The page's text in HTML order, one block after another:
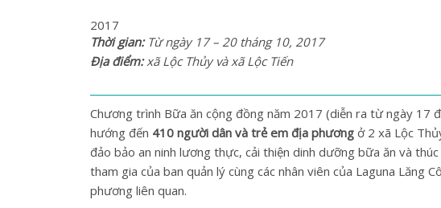
2017
Thời gian: Từ ngày 17 – 20 tháng 10, 2017
Địa điểm:xã Lộc Thủy và xã Lộc Tiến
Chương trình Bữa ăn cộng đồng năm 2017 (diễn ra từ ngày 17
hướng đến 410 người dân và trẻ em địa phương ở 2 xã Lộc
đảo bảo an ninh lương thực, cải thiện dinh dưỡng bữa ăn và
tham gia của ban quản lý cùng các nhân viên của Laguna Lăng
phương liên quan.